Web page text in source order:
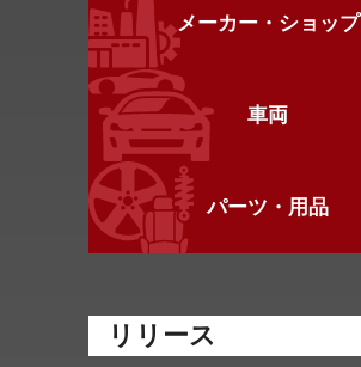
メーカー・ショップ
車両
パーツ・用品
リリース